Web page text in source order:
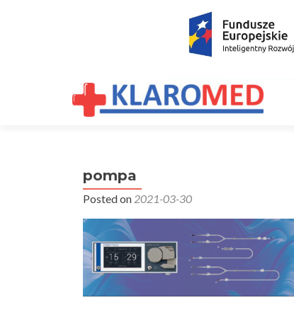
pompa
Posted on 2021-03-30